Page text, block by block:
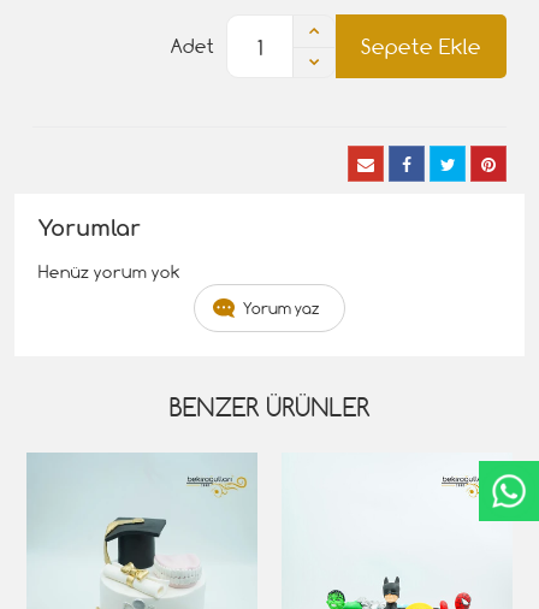
Sepete Ekle
Adet
Yorumlar
Henüz yorum yok
Yorum yaz
BENZER ÜRÜNLER